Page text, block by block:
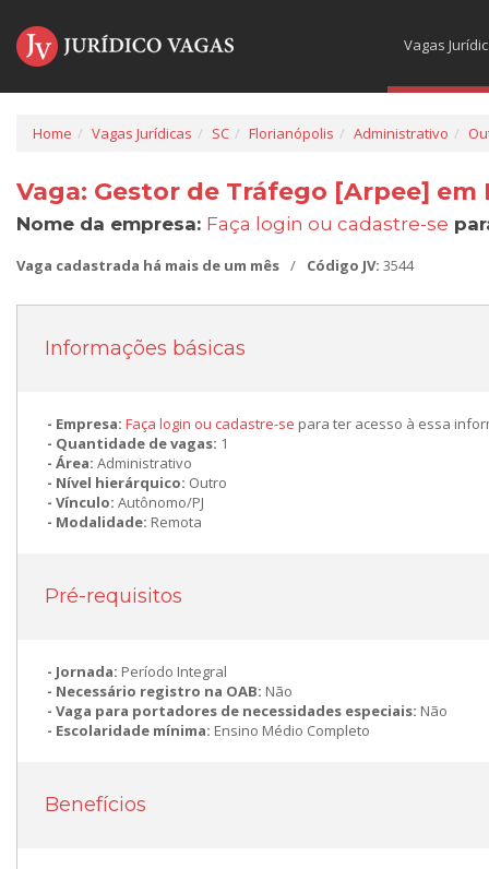
Vagas
Home Vagas Jurídicas SC Florianópolis Administrativo
Vaga: Gestor de Tráfego [Arpee] em
Nome da empresa: Faça login ou cadastre-se
Vaga cadastrada há mais de um mês / Código JV: 3544
Informações básicas
Empresa: Faça login ou cadastre-se para ter acesso à essa
Quantidade de vagas: 1
Área: Administrativo
Nível hierárquico: Outro
Vínculo: Autônomo/PJ
Modalidade: Remota
Pré-requisitos
Jornada: Período Integral
Necessário registro na OAB: Não
Vaga para portadores de necessidades especiais: Não
Escolaridade mínima: Ensino Médio Completo
Benefícios